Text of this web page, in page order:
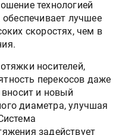
технологией
лучшее
скоростях, чем в
носителей,
перекосов даже
и новый
диаметра, улучшая
задействует